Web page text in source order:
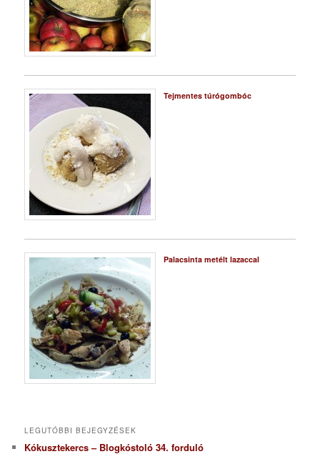
Tejmentes túrógombóc
Palacsinta metélt lazaccal
LEGUTÓBBI BEJEGYZÉSEK
Kókusztekercs – Blogkóstoló 34. forduló